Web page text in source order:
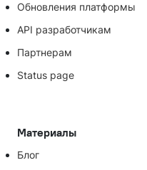
Обновления платформы
API разработчикам
Партнерам
Status page
Материалы
Блог